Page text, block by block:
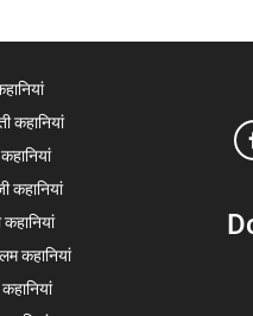
कहानियां
कहानियां
कहानियां
कहानियां
कहानियां